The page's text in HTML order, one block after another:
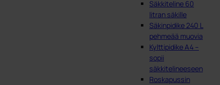
Säkkiteline 60
litran säkille
Säkinpidike 240 L
pehmeää muovia
Kylttipidike A4 –
sopii
säkkitelineeseen
Roskapussin